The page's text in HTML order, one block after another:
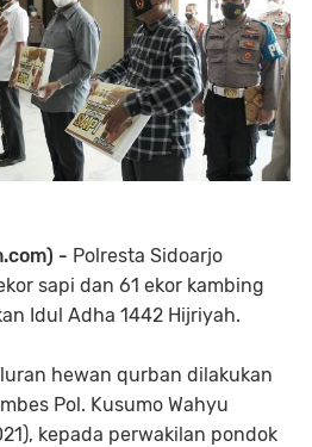
- Polresta Sidoarjo
sapi dan 61 ekor kambing
Idul Adha 1442 Hijriyah.
hewan qurban dilakukan
Pol. Kusumo Wahyu
kepada perwakilan pondok